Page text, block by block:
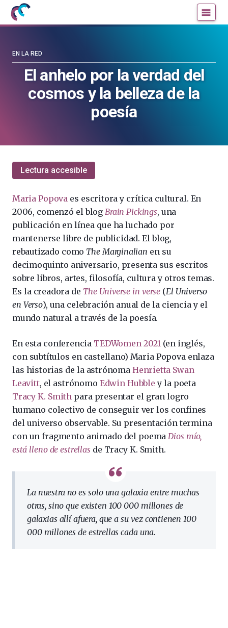
Mujeres
con
blog
El anhelo por la verdad del
cosmos y la belleza de la
poesía
EN LA RED
Lectura accesible
Maria Popova es escritora y crítica cultural. En
2006, comenzó el blogBrain Pickings, una
publicación en línea que ha luchado por
mantenerse libre de publicidad. El blog,
rebautizado como The Marginalian en su
decimoquinto aniversario, presenta sus escritos
sobre libros, artes, filosofía, cultura y otros temas.
Es la creadora de The Universe in verse (El Universo
en Verso), una celebración anual de la ciencia y el
mundo natural a través de la poesía.
En esta conferencia TEDWomen 2021 (en inglés,
con subtítulos en castellano) Maria Popova enlaza
las historias de la astrónomaHenrietta Swan
Leavitt, el astrónomo Edwin Hubble y la poeta
Tracy K. Smith para presentar el gran logro
humano colectivo de conseguir ver los confines
del universo observable. Su presentación termina
con un fragmento animado del poemaDios mío,
está lleno de estrellas de Tracy K. Smith.
La nuestra no es solo una galaxia entre muchas
otras, sino que existen 100 000 millones de
galaxias allí afuera, que a su vez contienen 100
000 millones de estrellas cada una.